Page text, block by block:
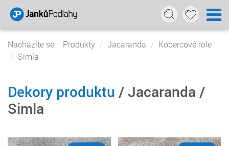
Nacházíte se: Produkty Jacaranda
Kobercové role
Simla
Dekory produktu / Jacaranda /
Simla